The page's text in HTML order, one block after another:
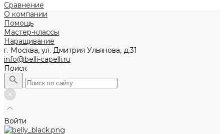
Сравнение
О компании
Помощь
Мастер-классы
Наращивание
г. Москва, ул. Дмитрия Ульянова, д.31
info@belli-capelli.ru
Поиск
Войти